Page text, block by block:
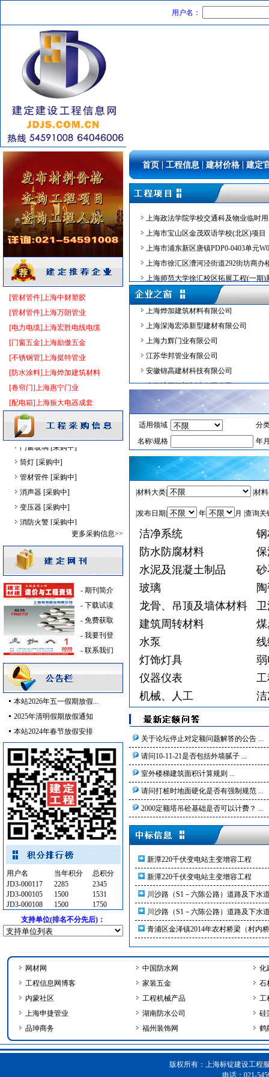
用户名：
[管材管件]上海中财塑胶
[管材管件]上海万朗管业
[电力电缆]上海宏胜电线电缆
[门窗五金]上海励傲五金
[不锈钢管]上海挺特管业
[防水涂料]上海烨加建筑材料
[卷帘门]上海惠宁门业
[配电箱]上海振大电器成套
防雷接地 [采购中]
防火阀 [采购中]
日光灯 [采购中]
变压器 [采购中]
消防泵 [采购中]
消防器材 [采购中]
油漆涂料 [采购中]
复合木地板 [采购中]
管材管件 [采购中]
电线电缆 [采购中]
内外墙装饰材料 [采购中]
变配电 [采购中]
火灾自动报警系统 [采购中]
给排水系统
[采购中]
防雷接地
供水设备
外墙装饰 [采购中]
油漆涂料 [采购中]
8 [采购中]
仪器仪表 [采购中]
二头隔栅射灯 [采购中]
阀门组件 [采购中]
门窗玻璃 [采购中]
阀门 [采购中]
空调设备 [采购中]
照明灯具 [采购中]
筒灯 [采购中]
管材管件 [采购中]
消声器 [采购中]
变压器 [采购中]
消防火警 [采购中]
书桌家具景观绿化 [采购中]
消防稳压泵 [采购中]
低压配电柜 [采购中]
变配电 [采购中]
管材管件
[采购中]
石材木材 [采购中]
PVC窗帘 [采购中]
防排烟通风系统 [采购中]
电线电缆
防雷接地 [采购中]
变配电 [采购中]
消防产品 [采购中]
及各种防火器材 [采购中]
稳压泵 [采购中]
电梯 [采购中]
防雷接地 [采购中]
防火阀
[采购中]
日光灯 [采购中]
变压器 [采购中]
消防泵 [采购中]
消防器材 [采购中]
油漆涂料 [采购中]
复合木地板 [采购中]
管材管件
[采购中]
石材木材 [采购中]
电线电缆 [采购中]
变配电 [采购中]
火灾自动报警系统
给排水系统 [采购中]
消防水泵接合器
防雷接地 [采购中]
供水设备 [采购中]
外墙装饰 [采购中]
更多采购信息>>
- 期刊简介
- 下载试读
- 免费获取
- 我要刊登
- 联系我们
本站2026年五一假期放假...
2025年清明假期放假通知
本站2024年春节放假安排
用户名 当年积分
总积分
JD3-000117
2285
2345
JD3-000105
1500
1531
JD3-000108
1500
1750
支持单位(排名不分先后)：
首页 工程信息 建材价格 建定
上海市青浦区赵巷镇市西软件园F6-
上海市奉贤区奉贤新城12单元02A-
上海市青浦区西虹桥联涞路09-15地块
上海市金桥集团金鼎天地体验中心数
微创神通医疗科技（上海）有限公司
上海市奉贤区上海化工区公安分局目
上海政法学院学校交通科及物业临时
上海市宝山区金茂双语学校(北区)项目
上海市浦东新区唐镇PDP0-0403单元
上海市徐汇区漕河泾街道292街坊商办
上海师范大学徐汇校区拓展工程(一期)
上海市浦东新区周浦镇关岳西路(周康
上海健康医学院南苑校区扩建工程（
上海市青浦区华南路(芦蔡北路-嘉松中
上海市浦东新区康桥工业区东区
上海市松江区泗泾镇SJSB0003单元
上海市松江区工业区SJC10024单元09-
上海市宝山区南大消防站项目
上海市普陀区宜川路330、350号、平
上海市杨浦区控江医院医技综合楼新
上海市浦东新区惠南镇东南社区07-01
复旦大学张江复旦国际创新中心生活
上海市青浦区赵巷镇市西软件园F6-01
上海市奉贤区奉贤新城12单元02A-
上海市公惠医院医疗过渡用房项目（
上海飞机客户服务有限公司单位租赁
上海市闵行区七宝镇九星竖河及横新
上海市临港韬链、港象分布式光伏发
上海市宝山区祁连基地A1地块（保
上海金山区金山卫镇星火村为民综合
上海市青浦区西虹桥联涞路09-15地块
上海市金桥集团金鼎天地体验中心数
微创神通医疗科技（上海）有限公司
上海政法学院学校交通科及物业临时
上海市宝山区金茂双语学校(北区)项目
上海市浦东新区唐镇PDP0-0403单元
上海师范大学徐汇校区拓展工程(一期)
上海市浦东新区周浦镇关岳西路(周康
上海健康医学院南苑校区扩建工程（
上海市青浦区华南路(芦蔡北路-嘉松中
上海市浦东新区康桥工业区东区
上海市松江区泗泾镇SJSB0003单元
上海市松江区工业区SJC10024单元
上海市宝山区南大消防站项目
上海市普陀区宜川路330、350号、平
宏源防水科技集团有限公司
上海东方雨虹防水技术有限责任公司
泰山石膏（南通）有限公司
上海烨加建筑材料有限公司
上海深海宏添新型建材有限公司
上海力辉门业有限公司
江苏华邦管业有限公司
安徽锦高建材科技有限公司
上海沪工阀门制造有限公司
上海挺特管业有限公司
宏源防水科技集团有限公司
上海东方雨虹防水技术有限责任公司
泰山石膏（南通）有限公司
上海烨加建筑材料有限公司
上海深海宏添新型建材有限公司
上海力辉门业有限公司
安徽锦高建材科技有限公司
上海沪工阀门制造有限公司
上海挺特管业有限公司
适用领域
分
名称\规格
年
|材料大类| |材
|发布日期| 年 月 |查询关
洁净系统
防水防腐材料
水泥及混凝土制品
玻璃
龙骨、吊顶及墙体材料
建筑周转材料
水泵
灯饰灯具
仪器仪表
机械、人工
关于论坛停止对定额问题解答的公告 ...
请问10-11-21是否包括外墙腻子 ...
室外楼梯建筑面积计算规则 ...
请问打桩时地面硬化是否有强制规范 ...
2000定额塔吊砼基础是否可以计费？ ...
新潭220千伏变电站主变增容工程
新潭220千伏变电站主变增容工程
川沙路（S1－六陈公路）道路及下水
川沙路（S1－六陈公路）道路及下水
青浦区金泽镇2014年农村桥梁（村内
网材网 中国防水网
化
工程信息网博客
家装五金
石
内蒙社区
工程机械产品
工
上海申捷管业
湖南防水公司
硅
品珅商务
福州装饰网 鹤
版权所有：上海标锭建设工程
电话：021-